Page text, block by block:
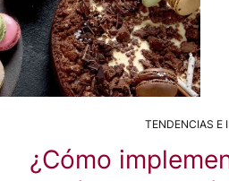
TENDENCIAS E
¿Cómo